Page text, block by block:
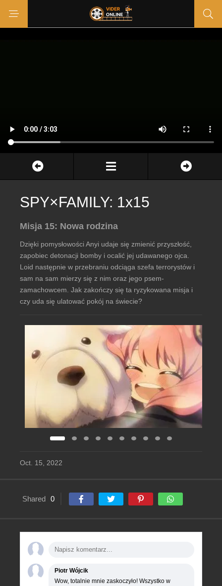
SPY×FAMILY: 1x15
Misja 15: Nowa rodzina
Dzięki pomysłowości Anyi udaje się zmienić przyszłość,
zapobiec detonacji bomby i ocalić jej udawanego ojca.
Loid następnie w przebraniu odciąga szefa terrorystów i
sam na sam mierzy się z nim oraz jego psem-
zamachowcem. Jak zakończy się ta ryzykowana misja i
czy uda się ulatować pokój na świecie?
Oct. 15, 2022
Shared 0
Piotr Wójcik
Wow, totalnie mnie zaskoczyło! Wszystko w